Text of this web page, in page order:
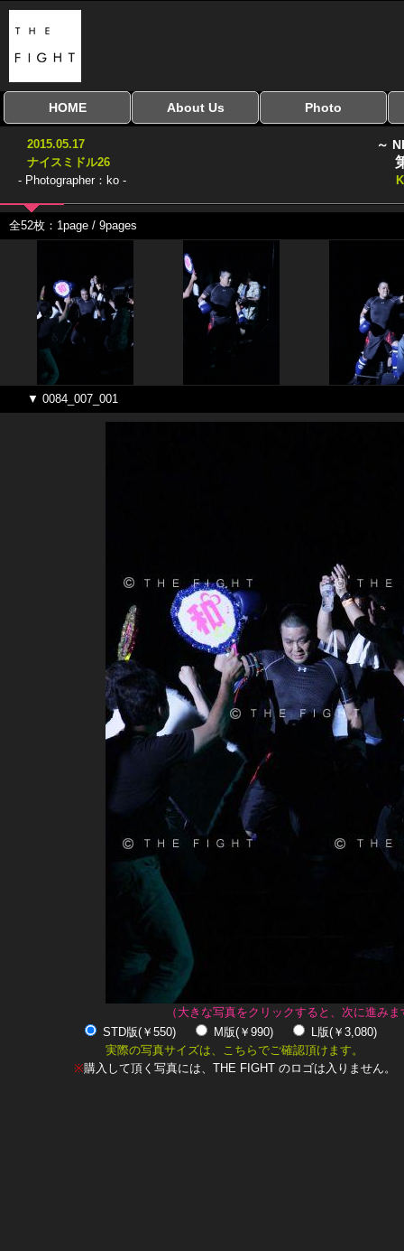
HOME
全興行を表示
ナイスミドル
アマチュアキック
協議会
全日本学生キック
建武館キッズ大会
Bigbang
おやじファイト
About Us Photo
2015.05.17
ナイスミドル26
- Photographer：ko -
～
全52枚：1page / 9pages
▼ 0084_007_001
（大きな写真をクリックすると、次に進みま
STD版(￥550)
M版(￥990)
L版(￥3,080)
実際の写真サイズは、こちらでご確認頂けます。
※購入して頂く写真には、THE FIGHT のロゴは入りません。